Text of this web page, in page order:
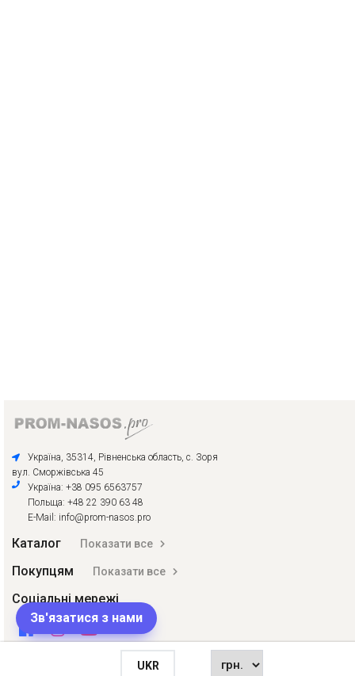
UKR
Україна, 35314, Рівненська область, с. Зоря
вул. Сморжівська 45
Україна: +38 095 6563757
Польща: +48 22 390 63 48
E-Mail: info@prom-nasos.pro
Каталог Показати все
Покупцям Показати все
Соціальні мережі
Зв'язатися з нами